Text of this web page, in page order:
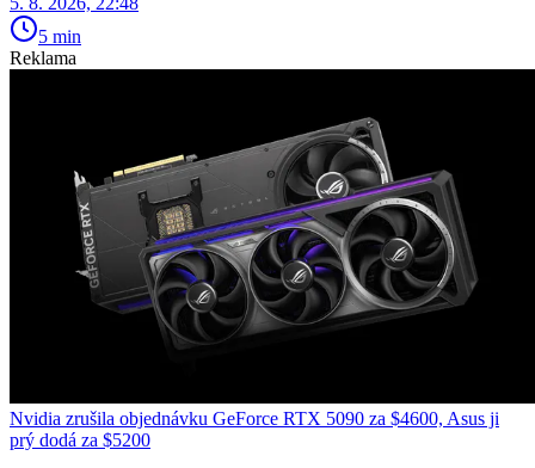
5 min
Reklama
Nvidia zrušila objednávku GeForce RTX 5090 za $4600, Asus ji
prý dodá za $5200